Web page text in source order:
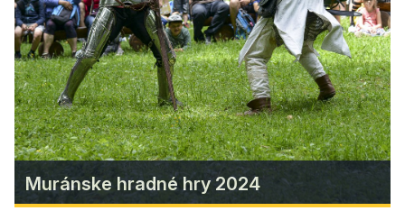
nádheru nočnej oblohy v sprievode
profesionálnych hvezdárov aj v roku 2026.
Find more
Muránske hradné hry 2024